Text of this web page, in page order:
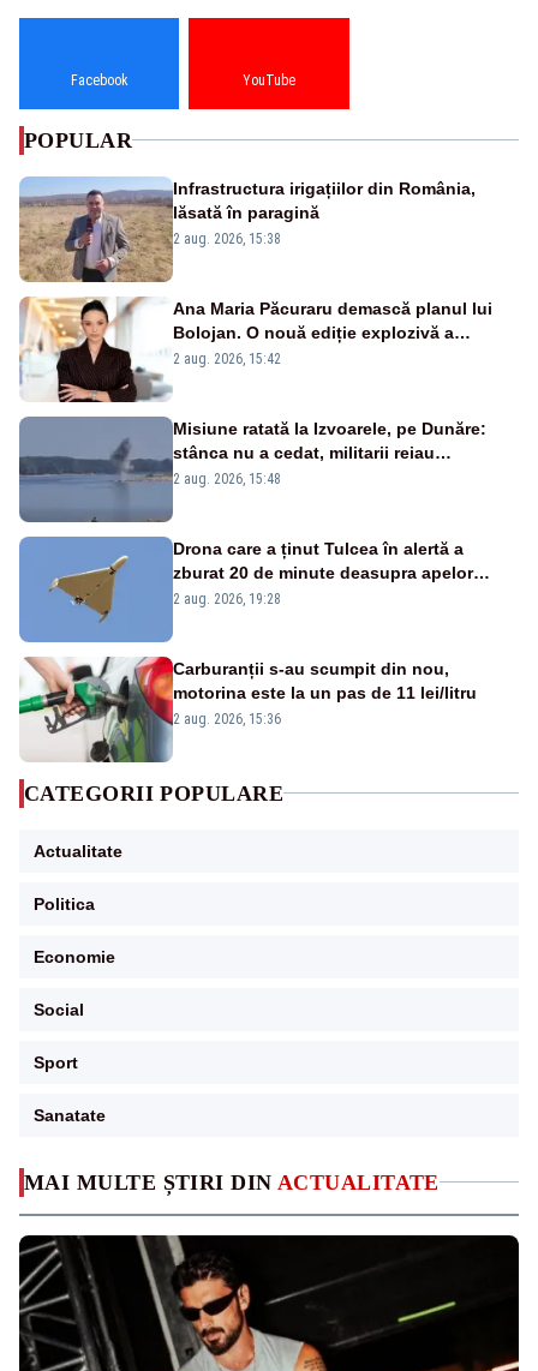
MAI MULTE ȘTIRI DIN ACTUALITATE
Facebook YouTube
POPULAR
Infrastructura irigațiilor din România,
lăsată în paragină
2 aug. 2026, 15:38
Ana Maria Păcuraru demască planul lui
Bolojan. O nouă ediție explozivă a
emisiunii „Miza Zilei” la Realitatea PLUS
2 aug. 2026, 15:42
Misiune ratată la Izvoarele, pe Dunăre:
stânca nu a cedat, militarii reiau
detonările luni – VIDEO
2 aug. 2026, 15:48
Drona care a ținut Tulcea în alertă a
zburat 20 de minute deasupra apelor
României. Au fost ridicate două F-16
2 aug. 2026, 19:28
Carburanții s-au scumpit din nou,
motorina este la un pas de 11 lei/litru
2 aug. 2026, 15:36
CATEGORII POPULARE
Actualitate
Politica
Economie
Social
Sport
Sanatate